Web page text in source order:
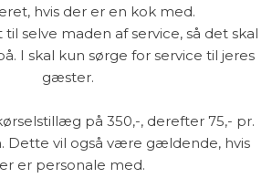
hvis der er en kok med.
selve maden af service, så det skal
I skal kun sørge for service til jeres
gæster.
på 350,-, derefter 75,- pr.
Dette vil også være gældende, hvis
er personale med.